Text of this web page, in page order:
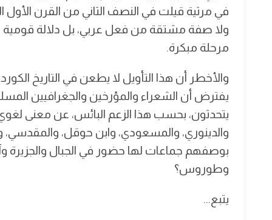
في مرثية قيلت في النصف الثاني من القرن الأول
ولا صفة مشتقة من فعل عربي، بل دلالة قومية
مرحلة مبكرة.
والأخطر أن هذا التأويل لا يطعن في التاريخ
يفترض أن الشعراء والمؤرخين والجغرافيين
يتحدثون، بحسب هذا الزعم البائس، عن معنى
والدينوري، والمسعودي، وابن حوقل، والمقدسي،
بوصفهم جماعات لها حضور في الجبال والجزيرة
وطوروس؟
يتبع...